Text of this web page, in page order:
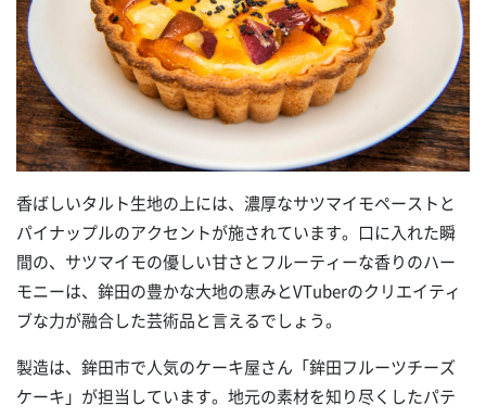
香ばしいタルト生地の上には、濃厚なサツマイモペーストと
パイナップルのアクセントが施されています。口に入れた瞬
間の、サツマイモの優しい甘さとフルーティーな香りのハー
モニーは、鉾田の豊かな大地の恵みとVTuberのクリエイティ
ブな力が融合した芸術品と言えるでしょう。
製造は、鉾田市で人気のケーキ屋さん「鉾田フルーツチーズ
ケーキ」が担当しています。地元の素材を知り尽くしたパテ